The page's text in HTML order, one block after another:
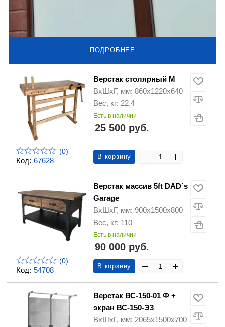
ПОДРОБНЕЕ
Код: 67628
(0)
Верстак столярный M
ВхШхГ, мм: 860х1220х640
Вес, кг: 22.4
Есть в наличии
25 500 руб.
В корзину
Код: 54708
(0)
Верстак массив 5ft DAD`s
Garage
ВхШхГ, мм: 900х1500х800
Вес, кг: 110
Есть в наличии
90 000 руб.
В корзину
Верстак ВС-150-01 Ф +
экран ВС-150-Э3
ВхШхГ, мм: 2065х1500х700